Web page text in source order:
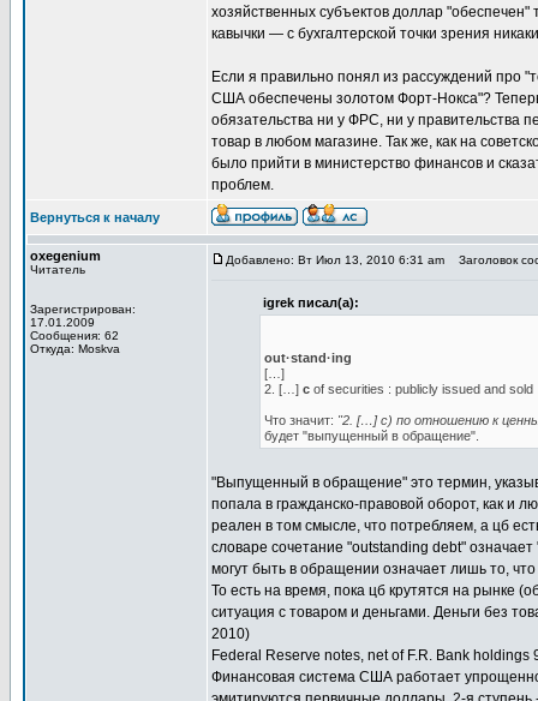
хозяйственных субъектов доллар "обеспечен"
кавычки — с бухгалтерской точки зрения
Если я правильно понял из рассуждений про
США обеспечены золотом Форт-Нокса"? Теперь
обязательства ни у ФРС, ни у правительства
товар в любом магазине. Так же, как на
было прийти в министерство финансов и
проблем.
Вернуться к началу
oxegenium
Читатель
Зарегистрирован:
17.01.2009
Сообщения: 62
Откуда: Moskva
Добавлено: Вт Июл 13, 2010 6:31 am Заголовок
igrek писал(а):
out·stand·ing
[…]
2. […] c of securities : publicly issued and sold
Что значит: "2. […] c) по отношению к
будет "выпущенный в обращение".
"Выпущенный в обращение" это термин,
попала в гражданско-правовой оборот, как и
реален в том смысле, что потребляем, а цб
словаре сочетание "outstanding debt"
могут быть в обращении означает лишь то,
То есть на время, пока цб крутятся на рынке
ситуация с товаром и деньгами. Деньги без
2010)
Federal Reserve notes, net of F.R. Bank holdings
Финансовая система США работает